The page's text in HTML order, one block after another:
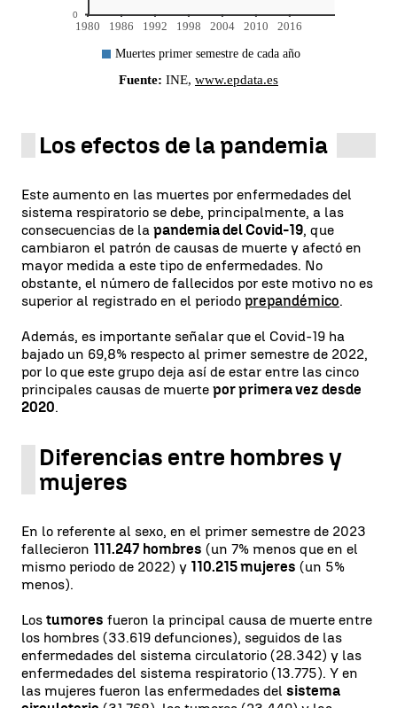
Los efectos de la pandemia
Este aumento en las muertes por enfermedades del
sistema respiratorio se debe, principalmente, a las
consecuencias de la pandemia del Covid-19, que
cambiaron el patrón de causas de muerte y afectó en
mayor medida a este tipo de enfermedades. No
obstante, el número de fallecidos por este motivo no es
superior al registrado en el periodo prepandémico.
Además, es importante señalar que el Covid-19 ha
bajado un 69,8% respecto al primer semestre de 2022,
por lo que este grupo deja así de estar entre las cinco
principales causas de muerte por primera vez desde
2020.
Diferencias entre hombres y
mujeres
En lo referente al sexo, en el primer semestre de 2023
fallecieron 111.247 hombres (un 7% menos que en el
mismo periodo de 2022) y 110.215 mujeres (un 5%
menos).
Los tumores fueron la principal causa de muerte entre
los hombres (33.619 defunciones), seguidos de las
enfermedades del sistema circulatorio (28.342) y las
enfermedades del sistema respiratorio (13.775). Y en
las mujeres fueron las enfermedades del sistema